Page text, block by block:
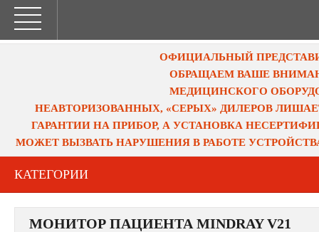
ОФИЦИАЛЬНЫЙ
ОБРАЩАЕМ ВАШЕ
МЕДИЦИНСКОГО
НЕАВТОРИЗОВАННЫХ, «СЕРЫХ» ДИЛЕРОВ
ГАРАНТИИ НА ПРИБОР, А УСТАНОВКА
МОЖЕТ ВЫЗВАТЬ НАРУШЕНИЯ В РАБОТЕ
КАТЕГОРИИ
МОНИТОР ПАЦИЕНТА MINDRAY V21